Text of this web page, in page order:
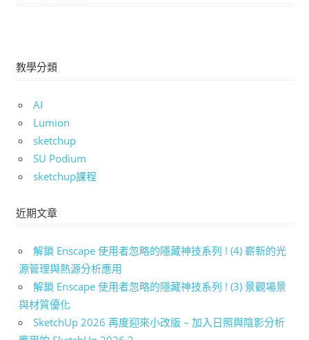
教學分類
AI
Lumion
sketchup
SU Podium
sketchup課程
近期文章
解鎖 Enscape 使用者忽略的隱藏神技系列 ! (4) 嶄新的光
源管理與熱源分析應用
解鎖 Enscape 使用者忽略的隱藏神技系列 ! (3) 景觀場景
與材質優化
SketchUp 2026 再度迎來小改版 – 加入日照與陰影分析